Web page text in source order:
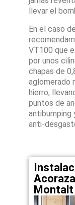
llevar el
En el caso
VT100 que
por unos
chapas de
aglomerado
hierro,
puntos de
antibumping
anti-
Montalt